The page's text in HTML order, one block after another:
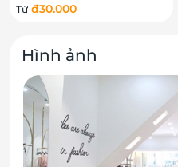
Từ đ30.000
Hình ảnh